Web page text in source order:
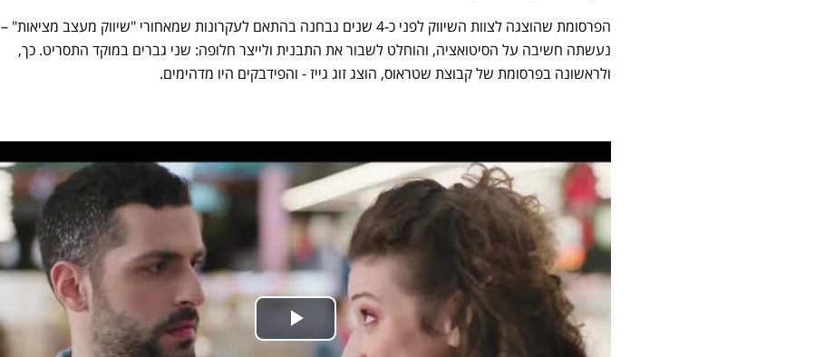
הפרסומת שהוצגה לצוות השיווק לפני כ-4 שנים נבחנה בהתאם לעקרונות שמאחורי "שיווק מעצב מציאות" –
נעשתה חשיבה על הסיטואציה, והוחלט לשבור את התבנית ולייצר חלופה: שני גברים במוקד התסריט. כך,
ולראשונה בפרסומת של קבוצת שטראוס, הוצג זוג גייז - והפידבקים היו מדהימים.